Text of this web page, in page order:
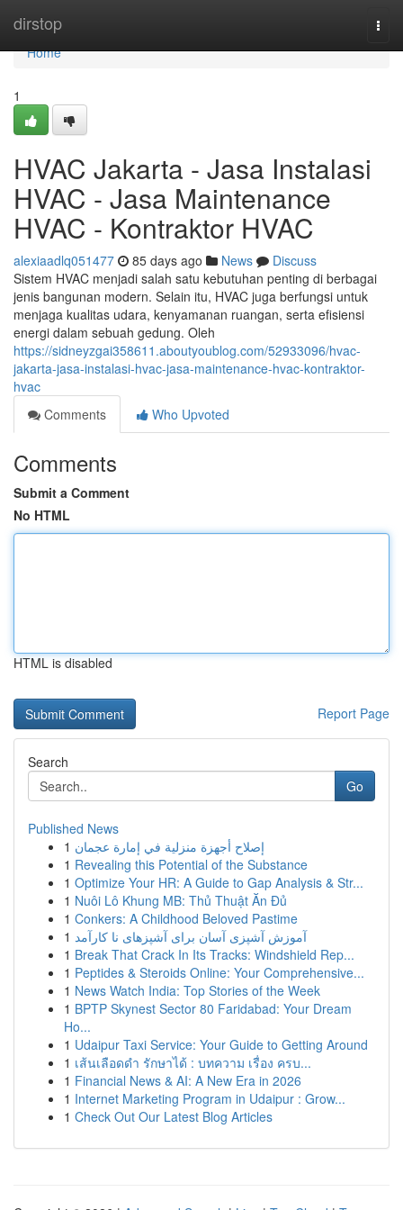
dirstop
Home
Home
1
HVAC Jakarta - Jasa Instalasi
HVAC - Jasa Maintenance
HVAC - Kontraktor HVAC
alexiaadlq051477 85 days ago News
Discuss
Sistem HVAC menjadi salah satu kebutuhan penting di berbagai
jenis bangunan modern. Selain itu, HVAC juga berfungsi untuk
menjaga kualitas udara, kenyamanan ruangan, serta efisiensi
energi dalam sebuah gedung. Oleh
https://sidneyzgai358611.aboutyoublog.com/52933096/hvac-
jakarta-jasa-instalasi-hvac-jasa-maintenance-hvac-kontraktor-
hvac
Comments
Who Upvoted
Comments
Submit a Comment
No HTML
HTML is disabled
Report Page
Search
Go
Published News
1 إصلاح أجهزة منزلية في إمارة عجمان
1 Revealing this Potential of the Substance
1 Optimize Your HR: A Guide to Gap Analysis & Str...
1 Nuôi Lô Khung MB: Thủ Thuật Ăn Đủ
1 Conkers: A Childhood Beloved Pastime
1 آموزش آشپزی آسان برای آشپزهای نا کارآمد
1 Break That Crack In Its Tracks: Windshield Rep...
1 Peptides & Steroids Online: Your Comprehensive...
1 News Watch India: Top Stories of the Week
1 BPTP Skynest Sector 80 Faridabad: Your Dream
Ho...
1 Udaipur Taxi Service: Your Guide to Getting Around
1 เส้นเลือดดำ รักษาได้ : บทความ เรื่อง ครบ...
1 Financial News & AI: A New Era in 2026
1 Internet Marketing Program in Udaipur : Grow...
1 Check Out Our Latest Blog Articles